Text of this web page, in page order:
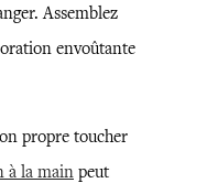
Assemblez
envoûtante
propre toucher
à la main peut